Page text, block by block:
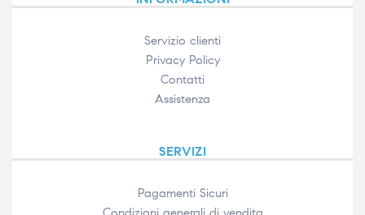
Servizio clienti
Privacy Policy
Contatti
Assistenza
SERVIZI
Pagamenti Sicuri